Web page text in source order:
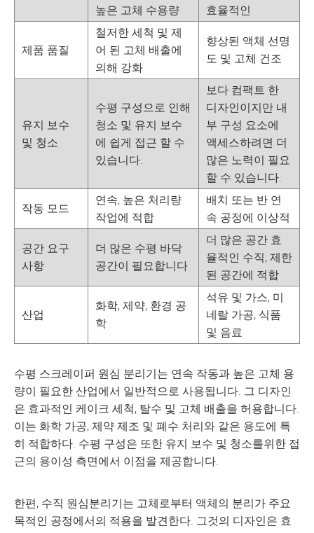
높은 고체 수용량
효율적인
제품 품질
철저한 세척 및 제
어 된 고체 배출에
의해 강화
향상된 액체 선명
도 및 고체 건조
유지 보수
및 청소
수평 구성으로 인해
청소 및 유지 보수
에 쉽게 접근 할 수
있습니다.
보다 컴팩트 한
디자인이지만 내
부 구성 요소에
액세스하려면 더
많은 노력이 필요
할 수 있습니다.
작동 모드
연속, 높은 처리량
작업에 적합
배치 또는 반 연
속 공정에 이상적
공간 요구
사항
더 많은 수평 바닥
공간이 필요합니다
더 많은 공간 효
율적인 수직, 제한
된 공간에 적합
산업
화학, 제약, 환경 공
학
석유 및 가스, 미
네랄 가공, 식품
및 음료
수평 스크레이퍼 원심 분리기는 연속 작동과 높은 고체 용
량이 필요한 산업에서 일반적으로 사용됩니다. 그 디자인
은 효과적인 케이크 세척, 탈수 및 고체 배출을 허용합니다.
이는 화학 가공, 제약 제조 및 폐수 처리와 같은 용도에 특
히 적합하다. 수평 구성은 또한 유지 보수 및 청소를위한 접
근의 용이성 측면에서 이점을 제공합니다.
한편, 수직 원심분리기는 고체로부터 액체의 분리가 주요
목적인 공정에서의 적용을 발견한다. 그것의 디자인은 효